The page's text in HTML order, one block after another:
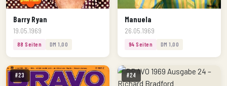
Barry Ryan
19.05.1969
88 Seiten DM 1,00
Manuela
26.05.1969
94 Seiten DM 1,00
#23 #24